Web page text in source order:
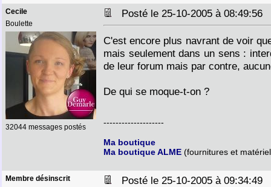
Cecile
Boulette
32044 messages postés
Posté le 25-10-2005 à 08:49:56
C'est encore plus navrant de voir
mais seulement dans un sens :
de leur forum mais par contre,
De qui se moque-t-on ?
--------------------
Ma boutique
Ma boutique ALME (fournitures et
Membre désinscrit Posté le 25-10-2005 à 09:34:49